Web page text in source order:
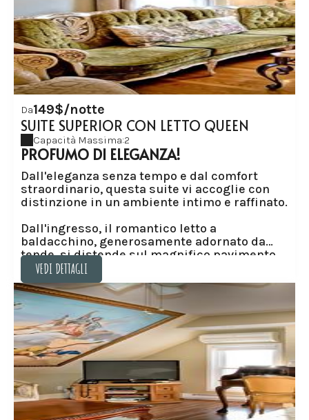
I letti dotati di pregiate lenzuola di percalle e
materassi rinnovati ogni cinque anni vi
riempiranno della loro massima morbidezza
e comfort. Tra le pareti troverete tessuti
pregiati, cuscini e oggetti decorativi, per un
soggiorno perfetto ...
Da149$/notte
SUITE SUPERIOR CON LETTO QUEEN
Capacità Massima:2
PROFUMO DI ELEGANZA!
Dall'eleganza senza tempo e dal comfort
straordinario, questa suite vi accoglie con
distinzione in un ambiente intimo e raffinato.
Dall'ingresso, il romantico letto a
baldacchino, generosamente adornato da
tende, si distende sul magnifico pavimento
in legno, come un nido d'angelo, e garantisce
il vostro benessere notturno.
Un invito alla serenità, il soggiorno
riccamente decorato con angeli voluttuosi e
veli leggeri, incanta e delizia sia con i suoi
colori tenui e pacati sia con il ricco connubio
di materiali nobili come i mattoni del
camino, il legno di ciliegio del pavimento, il il
marmo e il ferro battuto dei tavoli così come
il cristallo dei vasi. Luogo bucolico per
incantare i romantici…
VEDI DETTAGLI
VEDI DETTAGLI